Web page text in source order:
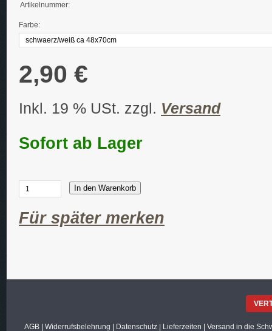
Artikelnummer:
Farbe:
2,90 €
Inkl. 19 % USt. zzgl. Versand
Sofort ab Lager
In den Warenkorb
Für später merken
AGB| Widerrufsbelehrung Datenschutz| Lieferzeiten Versand in die